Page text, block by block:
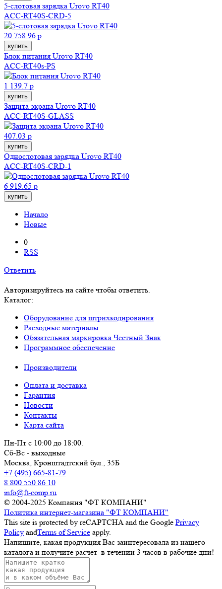
5-слотовая зарядка Urovo RT40
ACC-RT40S-CRD-5
20 758.96 р
купить
Блок питания Urovo RT40
ACC-RT40s-PS
1 139.7 р
купить
Защита экрана Urovo RT40
ACC-RT40S-GLASS
407.03 р
купить
Однослотовая зарядка Urovo RT40
ACC-RT40S-CRD-1
6 919.65 р
купить
Начало
Новые
0
RSS
Ответить
Авторизируйтесь на сайте чтобы ответить.
Каталог:
Оборудование для штрихкодирования
Расходные материалы
Обязательная маркировка Честный Знак
Программное обеспечение
Производители
Оплата и доставка
Гарантия
Новости
Контакты
Карта сайта
Пн-Пт с 10:00 до 18:00.
Сб-Вс - выходные
Москва, Кронштадтский бул., 35Б
+7 (495) 665-81-79
8 800 550 86 10
info@ft-comp.ru
© 2004-2025 Компания "ФТ КОМПАНИ"
Политика интернет-магазина "ФТ КОМПАНИ"
This site is protected by reCAPTCHA and the Google Privacy
Policy andTerms of Service apply.
Напишите, какая продукция Вас заинтересовала из нашего
каталога и получите расчет в течении 3 часов в рабочие дни!